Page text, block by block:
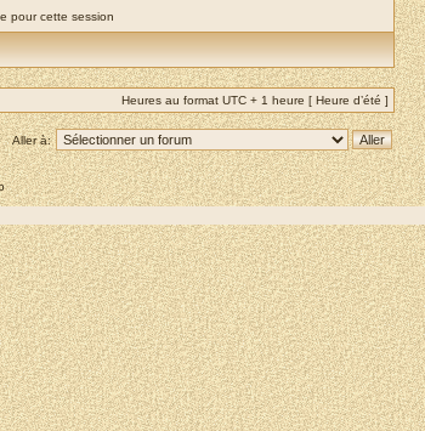
pour cette session
Heures au format UTC + 1 heure [ Heure d’été ]
Aller à: